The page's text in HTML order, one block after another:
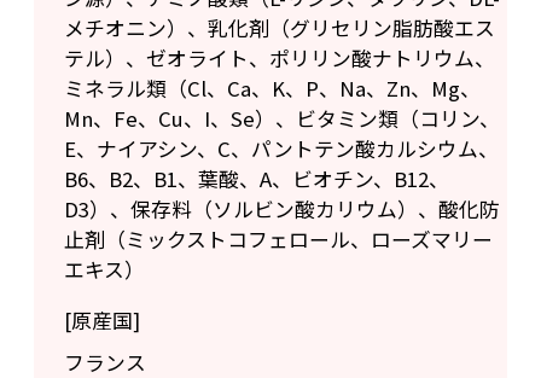
メチオニン）、乳化剤（グリセリン脂肪酸エス
テル）、ゼオライト、ポリリン酸ナトリウム、
ミネラル類（Cl、Ca、K、P、Na、Zn、Mg、
Mn、Fe、Cu、I、Se）、ビタミン類（コリン、
E、ナイアシン、C、パントテン酸カルシウム、
B6、B2、B1、葉酸、A、ビオチン、B12、
D3）、保存料（ソルビン酸カリウム）、酸化防
止剤（ミックストコフェロール、ローズマリー
エキス）
[原産国]
フランス